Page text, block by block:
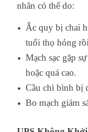
nhân có thể do:
Ắc quy bị chai
tuổi thọ hỏng
Mạch sạc gặp
hoặc quá cao.
Cầu chì bình bị
Bo mạch giám